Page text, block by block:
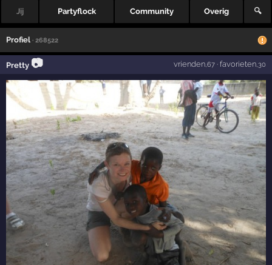
Jij Partyflock Community Overig 🔍
Profiel · 268522
Pretty 📷 vrienden,67· favorieten,30